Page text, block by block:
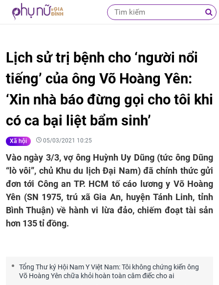
Lịch sử trị bệnh cho ‘người nổi
tiếng’ của ông Võ Hoàng Yên:
‘Xin nhà báo đừng gọi cho tôi khi
có ca bại liệt bẩm sinh’
Xã hội 05/03/2021 10:25
Vào ngày 3/3, vợ ông Huỳnh Uy Dũng (tức ông Dũng
“lò vôi”, chủ Khu du lịch Đại Nam) đã chính thức gửi
đơn tới Công an TP. HCM tố cáo lương y Võ Hoàng
Yên (SN 1975, trú xã Gia An, huyện Tánh Linh, tỉnh
Bình Thuận) về hành vi lừa đảo, chiếm đoạt tài sản
hơn 135 tỉ đồng.
Tổng Thư ký Hội Nam Y Việt Nam: Tôi không chứng kiến ông
Võ Hoàng Yên chữa khỏi hoàn toàn câm điếc cho ai